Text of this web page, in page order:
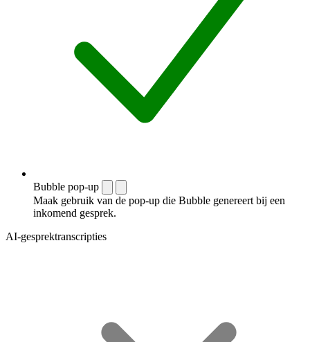
Bubble pop-up
Maak gebruik van de pop-up die Bubble genereert bij een
inkomend gesprek.
AI-gesprektranscripties